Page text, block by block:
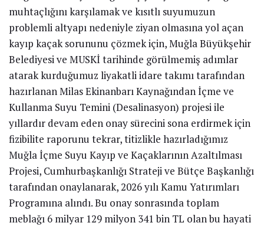
muhtaçlığını karşılamak ve kısıtlı suyumuzun
problemli altyapı nedeniyle ziyan olmasına yol açan
kayıp kaçak sorununu çözmek için, Muğla Büyükşehir
Belediyesi ve MUSKİ tarihinde görülmemiş adımlar
atarak kurduğumuz liyakatli idare takımı tarafından
hazırlanan Milas Ekinanbarı Kaynağından İçme ve
Kullanma Suyu Temini (Desalinasyon) projesi ile
yıllardır devam eden onay sürecini sona erdirmek için
fizibilite raporunu tekrar, titizlikle hazırladığımız
Muğla İçme Suyu Kayıp ve Kaçaklarının Azaltılması
Projesi, Cumhurbaşkanlığı Strateji ve Bütçe Başkanlığı
tarafından onaylanarak, 2026 yılı Kamu Yatırımları
Programına alındı. Bu onay sonrasında toplam
meblağı 6 milyar 129 milyon 341 bin TL olan bu hayati